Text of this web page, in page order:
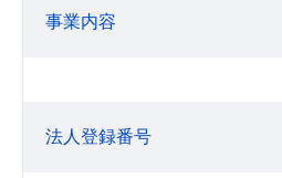
事業内容
法人登録番号